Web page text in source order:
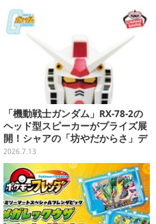
「機動戦士ガンダム」RX-78-2の
ヘッド型スピーカーがプライズ展
開！シャアの「坊やだからさ」デ
ザインなどオシャレなグラス3種
も
2026.7.13